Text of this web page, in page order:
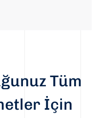
Tüm
İçin